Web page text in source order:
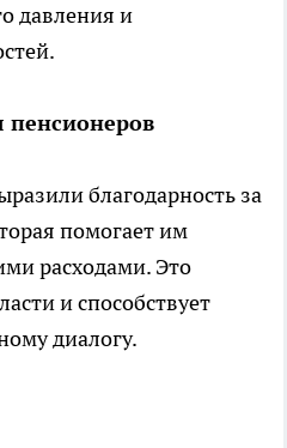
давления и
пенсионеров
благодарность за
помогает им
расходами. Это
и способствует
диалогу.